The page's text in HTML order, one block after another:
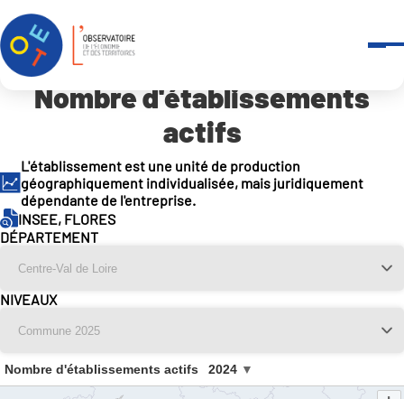
Accueil Outils et services
Nombre d’établissements actifs
Nombre d'établissements
actifs
L'établissement est une unité de production
géographiquement individualisée, mais juridiquement
dépendante de l'entreprise.
INSEE, FLORES
DÉPARTEMENT
NIVEAUX